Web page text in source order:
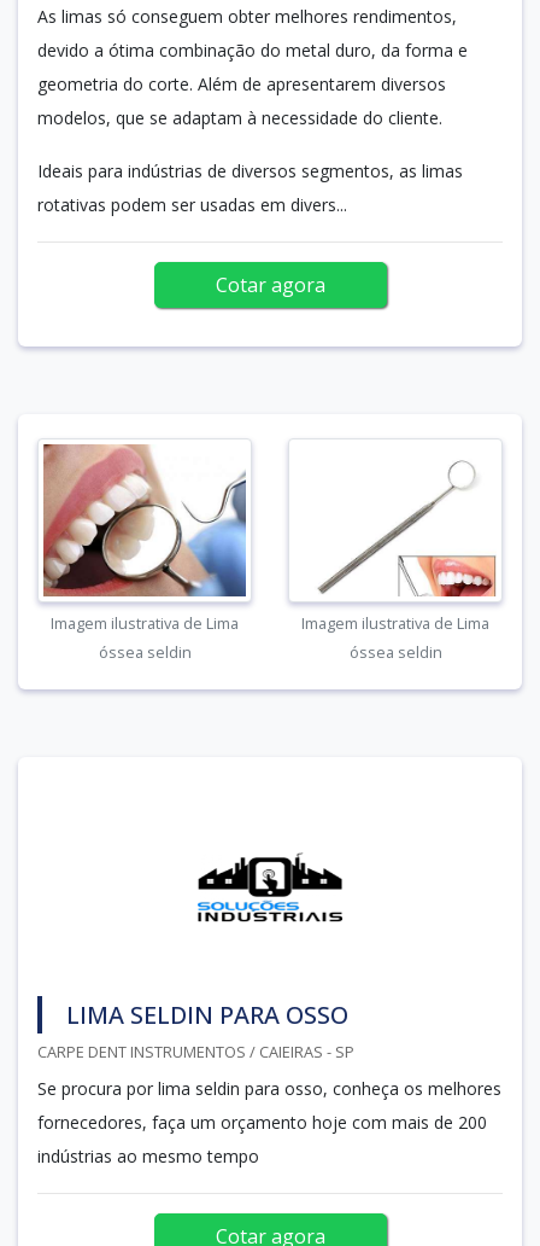
As limas só conseguem obter melhores rendimentos,
devido a ótima combinação do metal duro, da forma e
geometria do corte. Além de apresentarem diversos
modelos, que se adaptam à necessidade do cliente.
Ideais para indústrias de diversos segmentos, as limas
rotativas podem ser usadas em divers...
Cotar agora
Imagem ilustrativa de Lima
óssea seldin
Imagem ilustrativa de Lima
óssea seldin
LIMA SELDIN PARA OSSO
CARPE DENT INSTRUMENTOS / CAIEIRAS - SP
Se procura por lima seldin para osso, conheça os melhores
fornecedores, faça um orçamento hoje com mais de 200
indústrias ao mesmo tempo
Cotar agora